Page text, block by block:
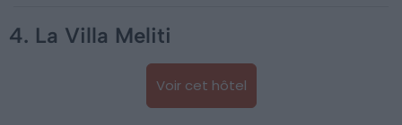
4. La Villa Meliti
Voir cet hôtel